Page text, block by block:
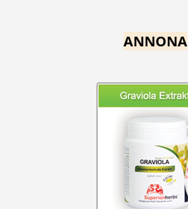
ANNONA